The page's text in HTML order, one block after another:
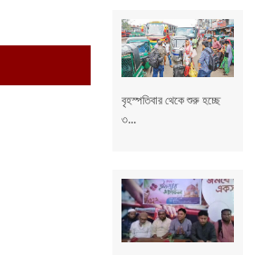
বৃহস্পতিবার থেকে শুরু হচ্ছে
৩...